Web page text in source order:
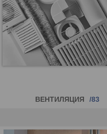
ВЕНТИЛЯЦИЯ 83